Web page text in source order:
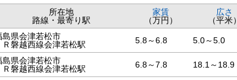
所在地
路線・最寄り駅
家賃
（万円）
広さ
（平米）
島県会津若松市
Ｒ磐越西線会津若松駅
5.8～6.8 5.0～5.0
島県会津若松市
Ｒ磐越西線会津若松駅
6.8～7.8 18.1～18.9